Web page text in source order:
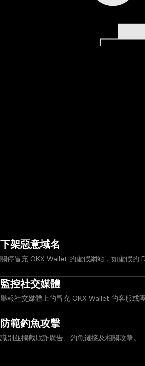
下架惡意域名
關停冒充 OKX Wallet 的虛假網站，如虛假的
監控社交媒體
舉報社交媒體上的冒充 OKX Wallet 的客服或
防範釣魚攻擊
識別並攔截欺詐廣告、釣魚鏈接及相關攻擊。